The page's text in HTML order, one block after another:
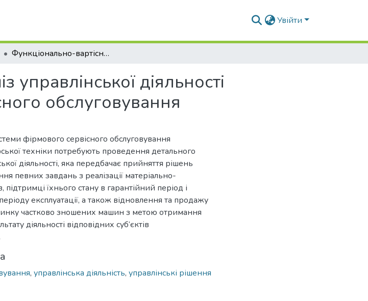
Увійти
Функціонально-вартісний аналіз управлінської діяльності підприємства фірмового сервісного обслуговування
управлінської діяльності
обслуговування
фірмового сервісного обслуговування
техніки потребують проведення детального
діяльності, яка передбачає прийняття рішень
певних завдань з реалізації матеріально-
підтримці їхнього стану в гарантійний період і
експлуатації, а також відновлення та продажу
частково зношених машин з метою отримання
діяльності відповідних суб‘єктів
, управлінська діяльність, управлінські рішення